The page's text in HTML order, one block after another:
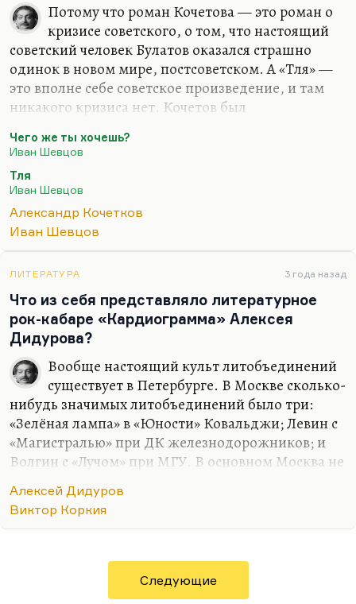
Потому что роман Кочетова — это роман о
кризисе советского, о том, что настоящий
советский человек Булатов оказался страшно
одинок в новом мире, постсоветском. А «Тля» —
это вполне себе советское произведение, и там
никакого кризиса нет. Кочетов был
ненавидел и западничество, и русофильство; он
был такой сусловец. А Шевцов — это
представитель так называемой «Русской партии».
И его как раз, как и всю «Молодую гвардию»,
невзирая на все их попытки выставить себя
жертвами репрессий, их довольно-таки
националист, настоящий, пострадавший сильно,
— Леонид Бородин. А Шевцову что могли
сделать? Его зато никогда не…
Чего же ты хочешь?
Иван Шевцов
Тля
Иван Шевцов
Александр Кочетков
Иван Шевцов
ЛИТЕРАТУРА 3 года назад
Что из себя представляло литературное
рок-кабаре «Кардиограмма» Алексея
Дидурова?
Вообще настоящий культ литобъединений
существует в Петербурге. В Москве сколько-
нибудь значимых литобъединений было три:
«Зелёная лампа» в «Юности» Ковальджи; Левин с
«Магистралью» при ДК железнодорожников; и
Волгин с «Лучом» при МГУ. В основном Москва не
создал московский жанр — синтез концерта,
литобъединения, рока, тусовки. Почему-то
охотно слепляются друг с другом, в котором
трудно создаются среды. У нас и рок-клуба ведь
не было. В Новосибирске клуб «Под интегралом»
Алексей Дидуров
Виктор Коркия
Следующие